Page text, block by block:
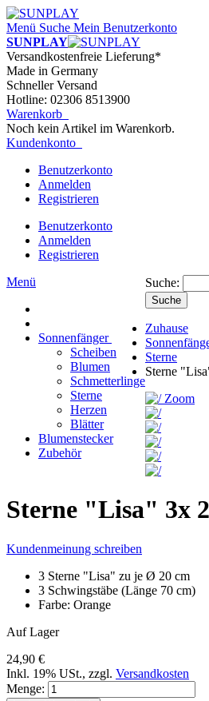
Menü Suche Mein Benutzerkonto
SUNPLAY
Versandkostenfreie Lieferung*
Made in Germany
Schneller Versand
Hotline: 02306 8513900
Warenkorb
Noch kein Artikel im Warenkorb.
Kundenkonto
Benutzerkonto
Anmelden
Registrieren
Benutzerkonto
Anmelden
Registrieren
Menü
Sonnenfänger
Scheiben
Blumen
Schmetterlinge
Sterne
Herzen
Blätter
Blumenstecker
Zubehör
Suche:
Suche
Zuhause
Sterne
Sterne
Zoom
Sterne "Lisa" 3x
Kundenmeinung schreiben
3 Sterne "Lisa" zu je Ø 20 cm
3 Schwingstäbe (Länge 70 cm)
Farbe: Orange
Auf Lager
24,90 €
Inkl. 19% USt., zzgl. Versandkosten
Menge: